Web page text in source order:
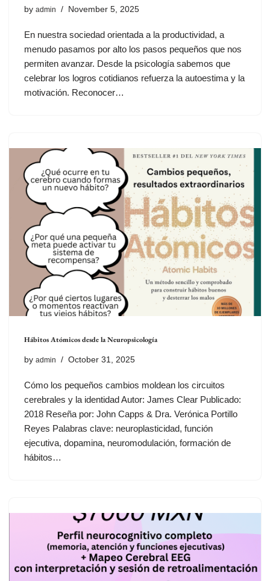
by admin November 5, 2025
En nuestra sociedad orientada a la productividad, a
menudo pasamos por alto los pasos pequeños que nos
permiten avanzar. Desde la psicología sabemos que
celebrar los logros cotidianos refuerza la autoestima y la
motivación. Reconocer…
Hábitos Atómicos desde la Neuropsicología
by admin October 31, 2025
Cómo los pequeños cambios moldean los circuitos
cerebrales y la identidad Autor: James Clear Publicado:
2018 Reseña por: John Capps & Dra. Verónica Portillo
Reyes Palabras clave: neuroplasticidad, función
ejecutiva, dopamina, neuromodulación, formación de
hábitos…